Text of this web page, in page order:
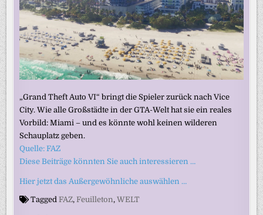
„Grand Theft Auto VI“ bringt die Spieler zurück nach Vice
City. Wie alle Großstädte in der GTA-Welt hat sie ein reales
Vorbild: Miami – und es könnte wohl keinen wilderen
Schauplatz geben.
Quelle: FAZ
Diese Beiträge könnten Sie auch interessieren …
Hier jetzt das Außergewöhnliche auswählen …
TaggedFAZ,Feuilleton,WELT